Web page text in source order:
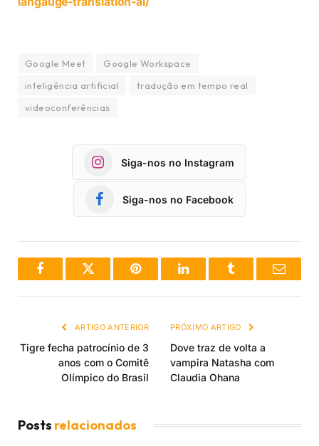
Google Meet
Google Workspace
inteligência artificial
tradução em tempo real
videoconferências
Siga-nos no Instagram
Siga-nos no Facebook
FacebookTwitter Pinterest LinkedInTumblr Email
ARTIGO ANTERIOR
Tigre fecha patrocínio de 3
anos com o Comitê
Olímpico do Brasil
PRÓXIMO ARTIGO
Dove traz de volta a
vampira Natasha com
Claudia Ohana
Posts relacionados